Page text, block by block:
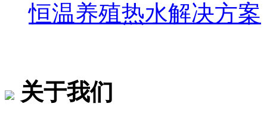
恒温养殖热水解决方案
关于我们